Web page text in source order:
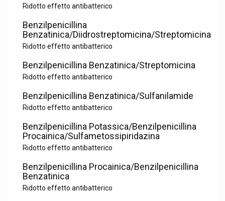
Ridotto effetto antibatterico
Benzilpenicillina
Benzatinica/Diidrostreptomicina/Streptomicina
Ridotto effetto antibatterico
Benzilpenicillina Benzatinica/Streptomicina
Ridotto effetto antibatterico
Benzilpenicillina Benzatinica/Sulfanilamide
Ridotto effetto antibatterico
Benzilpenicillina Potassica/Benzilpenicillina
Procainica/Sulfametossipiridazina
Ridotto effetto antibatterico
Benzilpenicillina Procainica/Benzilpenicillina
Benzatinica
Ridotto effetto antibatterico